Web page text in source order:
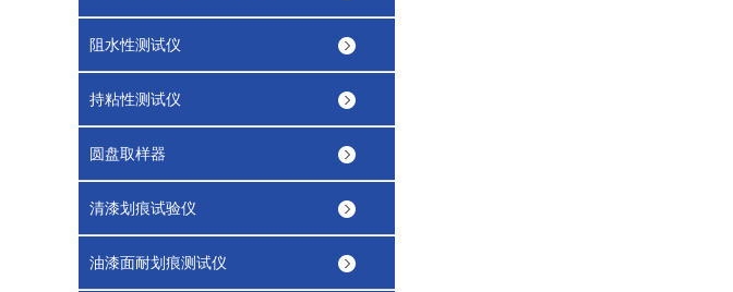
阻水性测试仪
持粘性测试仪
圆盘取样器
清漆划痕试验仪
油漆面耐划痕测试仪